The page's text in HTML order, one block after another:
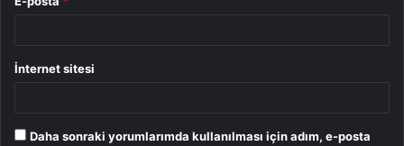
İnternet sitesi
Daha sonraki yorumlarımda kullanılması için adım, e-posta